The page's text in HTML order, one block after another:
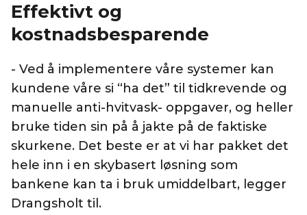
Effektivt og
kostnadsbesparende
- Ved å implementere våre systemer kan
kundene våre si “ha det” til tidkrevende og
manuelle anti-hvitvask- oppgaver, og heller
bruke tiden sin på å jakte på de faktiske
skurkene. Det beste er at vi har pakket det
hele inn i en skybasert løsning som
bankene kan ta i bruk umiddelbart, legger
Drangsholt til.